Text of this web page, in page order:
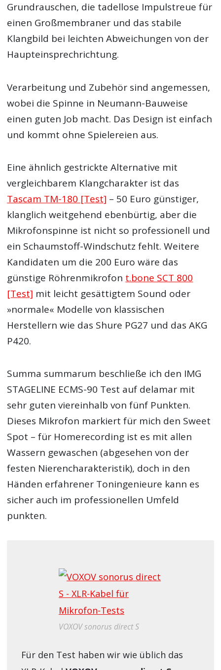
Grundrauschen, die tadellose Impulstreue für
einen Großmembraner und das stabile
Klangbild bei leichten Abweichungen von der
Haupteinsprechrichtung.
Verarbeitung und Zubehör sind angemessen,
wobei die Spinne in Neumann-Bauweise
einen guten Job macht. Das Design ist einfach
und kommt ohne Spielereien aus.
Eine ähnlich gestrickte Alternative mit
vergleichbarem Klangcharakter ist das
Tascam TM-180 [Test] – 50 Euro günstiger,
klanglich weitgehend ebenbürtig, aber die
Mikrofonspinne ist nicht so professionell und
ein Schaumstoff-Windschutz fehlt. Weitere
Kandidaten um die 200 Euro wäre das
günstige Röhrenmikrofon t.bone SCT 800
[Test] mit leicht gesättigtem Sound oder
»normale« Modelle von klassischen
Herstellern wie das Shure PG27 und das AKG
P420.
Summa summarum beschließe ich den IMG
STAGELINE ECMS-90 Test auf delamar mit
sehr guten viereinhalb von fünf Punkten.
Dieses Mikrofon markiert für mich den Sweet
Spot – für Homerecording ist es mit allen
Wassern gewaschen (abgesehen von der
festen Nierencharakteristik), doch in den
Händen erfahrener Toningenieure kann es
sicher auch im professionellen Umfeld
punkten.
VOXOV sonorus direct S
Für den Test haben wir wie üblich das